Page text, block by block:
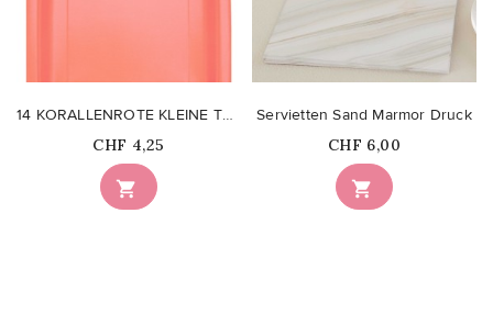

14 KORALLENROTE KLEINE TELLER
Price
CHF 4,25

Servietten Sand Marmor Druck
Price
CHF 6,00